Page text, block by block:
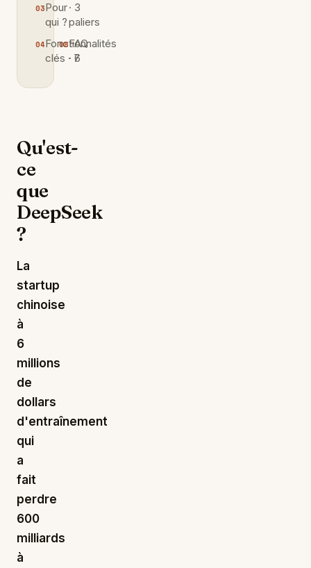
Pour
qui ?
Fonctionnalités
clés · 7
· 3
paliers
FAQ
· 6
Qu'est-
ce
que
DeepSeek
?
La
startup
chinoise
à
6
millions
de
dollars
d'entraînement
qui
a
fait
perdre
600
milliards
à